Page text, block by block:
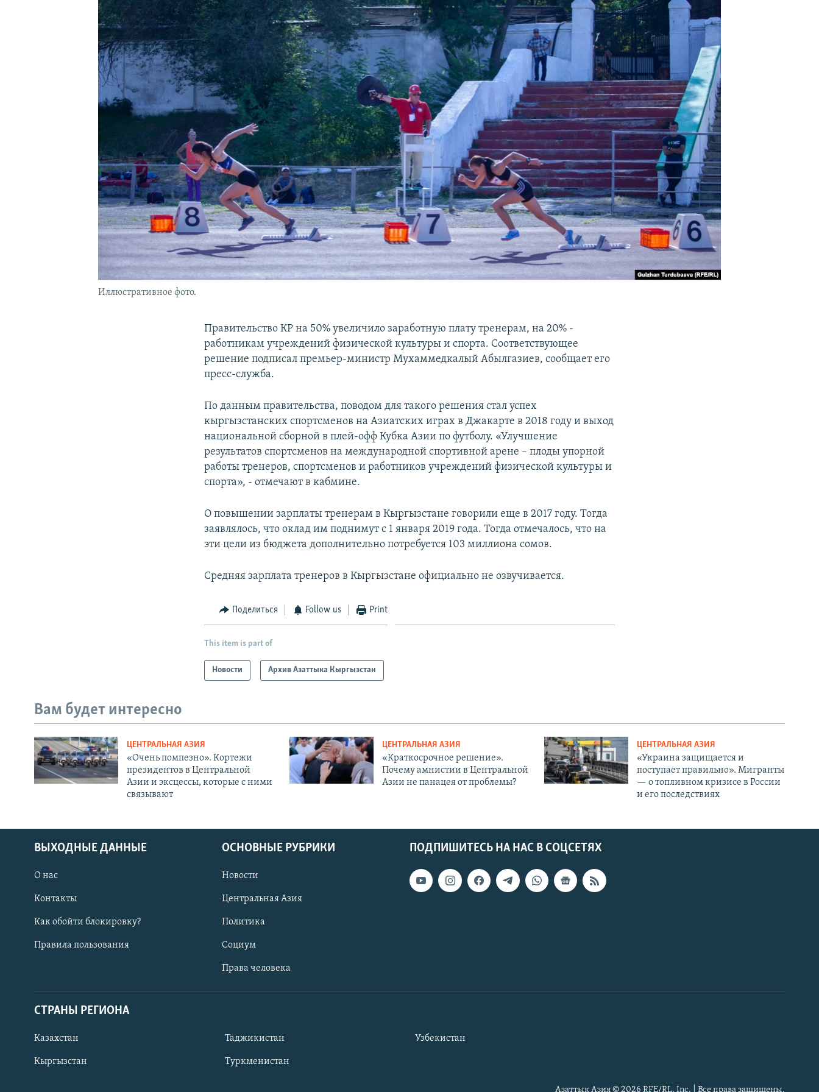
Иллюстративное фото.
Правительство КР на 50% увеличило заработную плату тренерам, на 20% -
работникам учреждений физической культуры и спорта. Соответствующее
решение подписал премьер-министр Мухаммедкалый Абылгазиев, сообщает его
пресс-служба.
По данным правительства, поводом для такого решения стал успех
кыргызстанских спортсменов на Азиатских играх в Джакарте в 2018 году и выход
национальной сборной в плей-офф Кубка Азии по футболу. «Улучшение
результатов спортсменов на международной спортивной арене – плоды упорной
работы тренеров, спортсменов и работников учреждений физической культуры и
спорта», - отмечают в кабмине.
О повышении зарплаты тренерам в Кыргызстане говорили еще в 2017 году. Тогда
заявлялось, что оклад им поднимут с 1 января 2019 года. Тогда отмечалось, что на
эти цели из бюджета дополнительно потребуется 103 миллиона сомов.
Средняя зарплата тренеров в Кыргызстане официально не озвучивается.
Поделиться Follow us Print
This item is part of
Новости Архив Азаттыка Кыргызстан
Вам будет интересно
ЦЕНТРАЛЬНАЯ АЗИЯ
«Очень помпезно». Кортежи
президентов в Центральной
Азии и эксцессы, которые с ними
связывают
ЦЕНТРАЛЬНАЯ АЗИЯ
«Краткосрочное решение».
Почему амнистии в Центральной
Азии не панацея от проблемы?
ЦЕНТРАЛЬНАЯ АЗИЯ
«Украина защищается и
поступает правильно». Мигранты
— о топливном кризисе в России
и его последствиях
ПОДПИШИТЕСЬ НА НАС В СОЦСЕТЯХ
ВЫХОДНЫЕ ДАННЫЕ
О нас
Контакты
Как обойти блокировку?
Правила пользования
ОСНОВНЫЕ РУБРИКИ
Новости
Центральная Азия
Политика
Социум
Права человека
СТРАНЫ РЕГИОНА
Казахстан
Кыргызстан
Таджикистан
Туркменистан
Узбекистан
Азаттык Азия © 2026 RFE/RL, Inc. | Все права защищены.